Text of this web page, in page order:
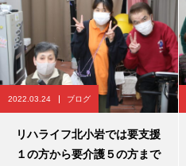
2022.03.24 ブログ
リハライフ北小岩では要支援
１の方から要介護５の方まで